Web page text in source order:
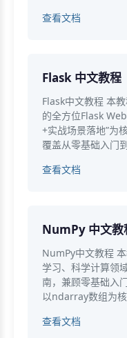
查看文档
Flask 中文教程
Flask中文教程 本
的全方位Flask
+实战场景落地”为
覆盖从零基础入门
查看文档
NumPy 中文教
NumPy中文教程
学习、科学计算领
南，兼顾零基础入
以ndarray数组为
查看文档